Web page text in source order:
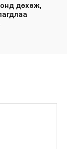
дөхөж,